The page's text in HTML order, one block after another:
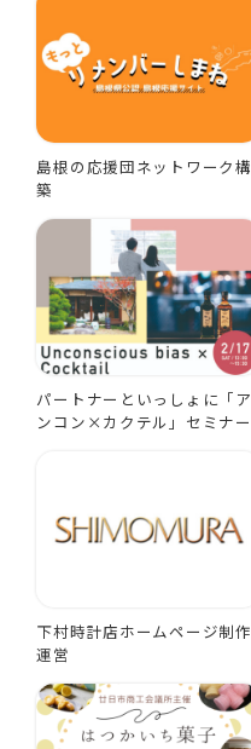
島根の応援団ネットワーク構
築
パートナーといっしょに「ア
ンコン×カクテル」セミナー
下村時計店ホームページ制作
運営